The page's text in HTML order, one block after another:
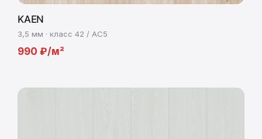
KAEN
3,5 мм · класс 42 / AC5
990 ₽/м²